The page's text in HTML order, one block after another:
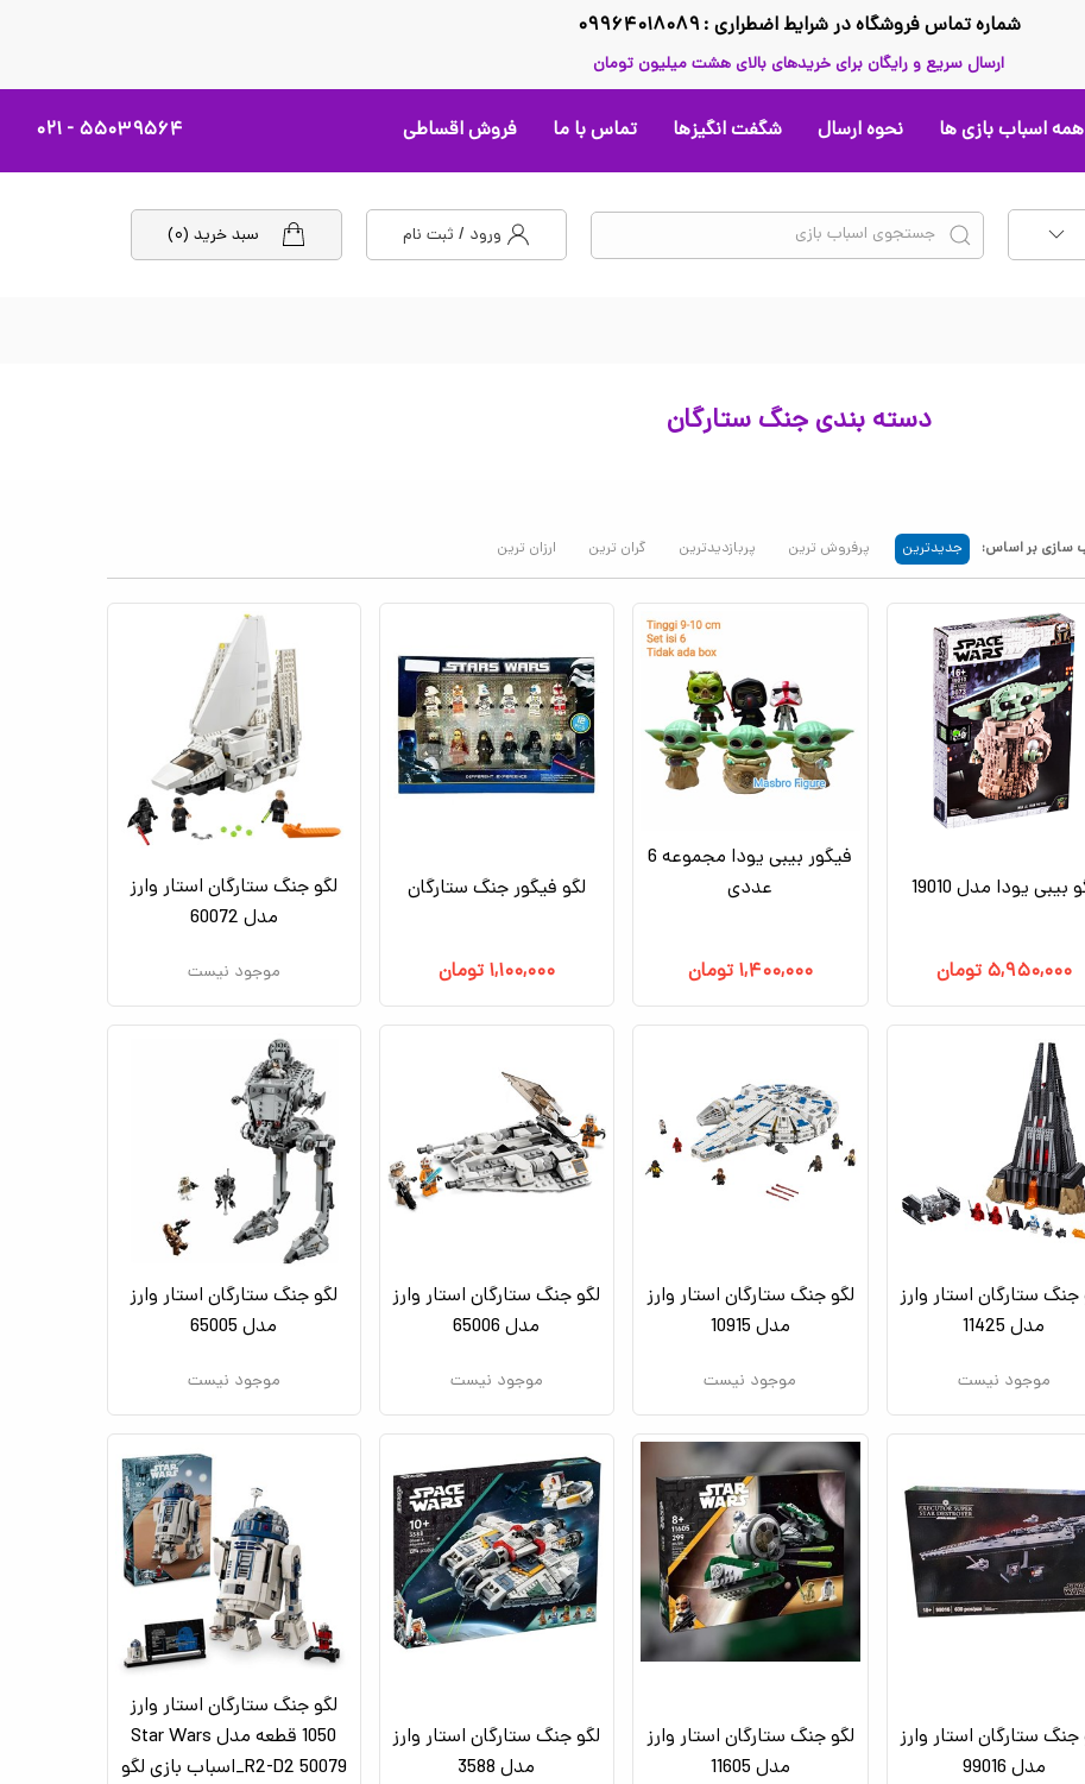
شماره تماس فروشگاه در شرایط اضطراری : ۰۹۹۶۴۰۱۸۰۸۹
ارسال سریع و رایگان برای خریدهای بالای هشت میلیون تومان
همه اسباب بازی ها نحوه ارسال شگفت انگیزها تماس با ما فروش اقساطی ۵۵۰۳۹۵۶۴ - ۰۲۱
ورود / ثبت نام سبد خرید (۰)
دسته بندی جنگ ستارگان
سازی بر اساس: جدیدترین پرفروش ترین پربازدیدترین گران ترین ارزان ترین
بیبی یودا مدل 19010
۵,۹۵۰,۰۰۰ تومان
فیگور بیبی یودا مجموعه 6
عددی
۱,۴۰۰,۰۰۰ تومان
لگو فیگور جنگ ستارگان
۱,۱۰۰,۰۰۰ تومان
لگو جنگ ستارگان استار وارز
مدل 60072
موجود نیست
جنگ ستارگان استار وارز
مدل 11425
موجود نیست
لگو جنگ ستارگان استار وارز
مدل 10915
موجود نیست
لگو جنگ ستارگان استار وارز
مدل 65006
موجود نیست
لگو جنگ ستارگان استار وارز
مدل 65005
موجود نیست
جنگ ستارگان استار وارز
مدل 99016
لگو جنگ ستارگان استار وارز
مدل 11605
لگو جنگ ستارگان استار وارز
مدل 3588
لگو جنگ ستارگان استار وارز
1050 قطعه مدل Star Wars
R2-D2 50079_اسباب بازی لگو